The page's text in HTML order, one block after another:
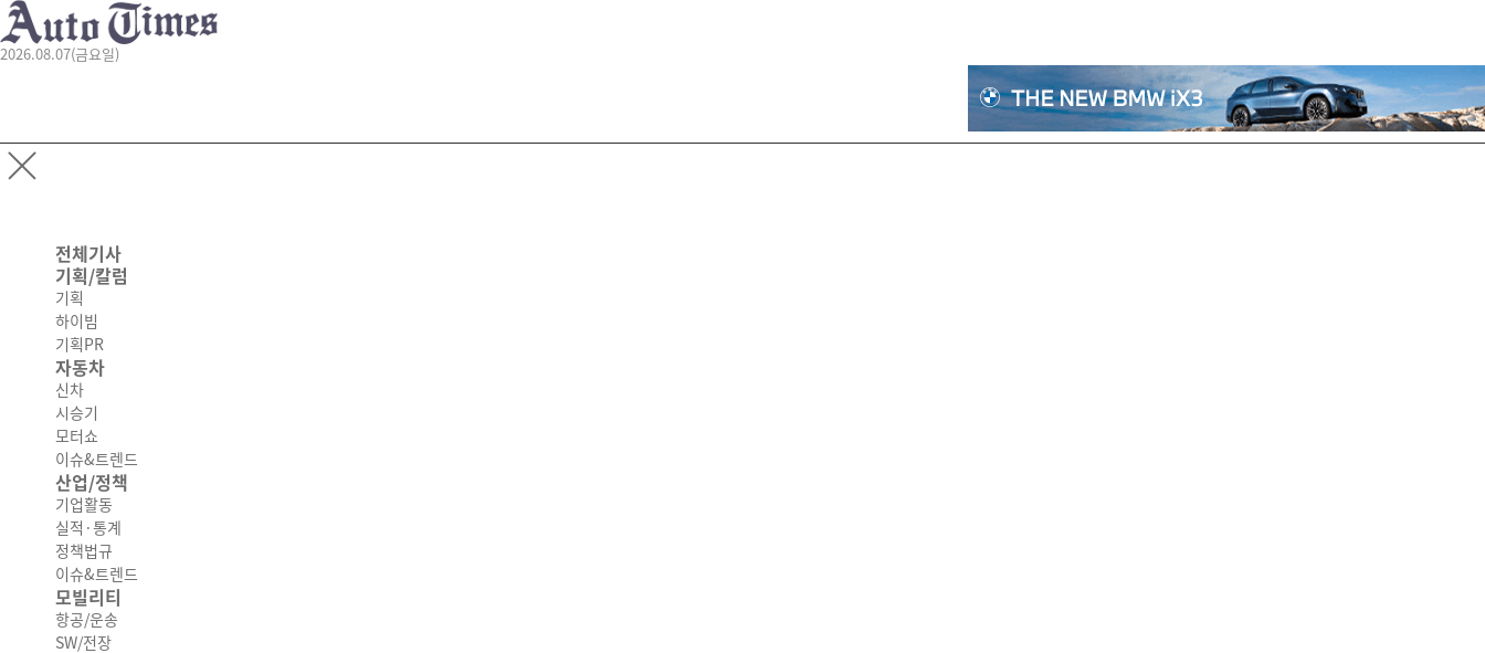
2026.08.07(금요일)
전체기사
기획/칼럼
기획
하이빔
기획PR
자동차
신차
시승기
모터쇼
이슈&트렌드
산업/정책
기업활동
실적·통계
정책법규
이슈&트렌드
모빌리티
항공/운송
SW/전장